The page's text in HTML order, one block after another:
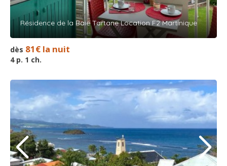
Résidence de la Baie Tartane Location F2 Martinique
dès 81€ la nuit
4 p. 1 ch.